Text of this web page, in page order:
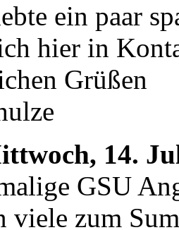
ein paar
hier in
Grüßen
14.
GSU
viele zum